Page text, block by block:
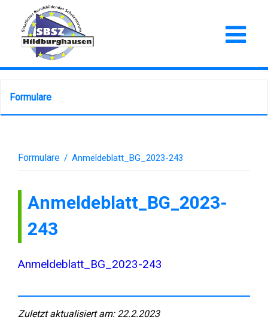
Formulare
Formulare / Anmeldeblatt_BG_2023-243
Anmeldeblatt_BG_2023-
243
Anmeldeblatt_BG_2023-243
Zuletzt aktualisiert am: 22.2.2023